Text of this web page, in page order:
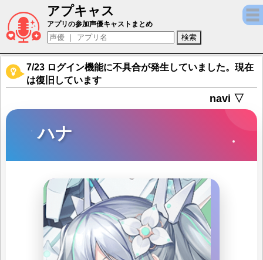
アプキャス
ハナ（声優：山田麻莉奈)【パズルガールズ
アプリの参加声優キャストまとめ
7/23 ログイン機能に不具合が発生していました。現在
は復旧しています
navi ▽
ハナ